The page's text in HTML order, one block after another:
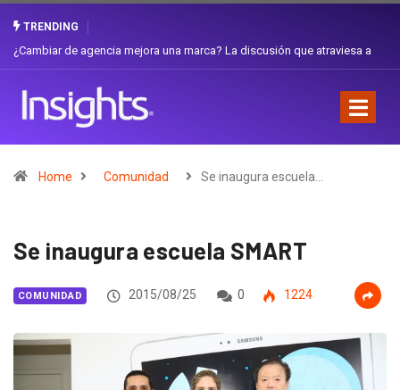
TRENDING
Gabriela Herrera y el arte de cambiarse el sombrero en Corporación
Home Comunidad Se inaugura escuela…
Se inaugura escuela SMART
COMUNIDAD 2015/08/25 0 1224